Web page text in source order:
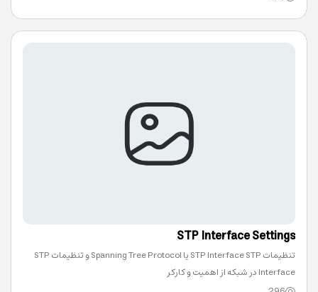
STP Interface Settings
تنظیمات STP Interface STP یا Spanning Tree Protocol و تنظیمات STP
Interface در شبکه از اهمیت و کارکر